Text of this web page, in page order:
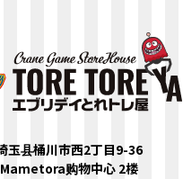
玉县桶川市西2丁目9-36
Mametora购物中心 2楼